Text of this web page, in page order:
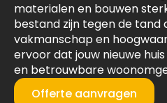
materialen en bouwen
bestand zijn tegen de tand
vakmanschap en
ervoor dat jouw nieuwe
en betrouwbare
Offerte aanvragen